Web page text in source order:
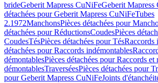
brideGeberit Mapress CuNiFeGeberit Mapress
détachées pour Geberit Mapress CuNiFeTubes
2.1972ManchonsPièces détachées pour
détachées pour RéductionsCoudesPièces
CoudesTésPièces détachées pour TésRaccords
détachées pour Raccords indémontables
démontablesPièces détachées pour Raccords et
démontablesTraverséesPièces détachées pour
pour Geberit Mapress CuNiFeJoints